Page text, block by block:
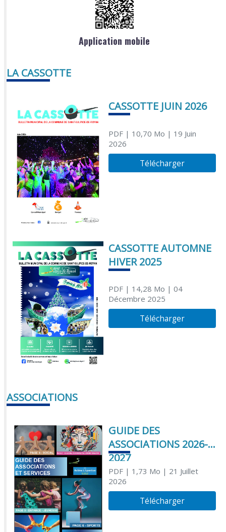
Application mobile
LA CASSOTTE
CASSOTTE JUIN 2026
PDF| 10,70 Mo | 19 Juin
2026
Télécharger
CASSOTTE AUTOMNE
HIVER 2025
PDF| 14,28 Mo | 04
Décembre 2025
Télécharger
ASSOCIATIONS
GUIDE DES
ASSOCIATIONS 2026-
2027
PDF| 1,73 Mo | 21 Juillet
2026
Télécharger